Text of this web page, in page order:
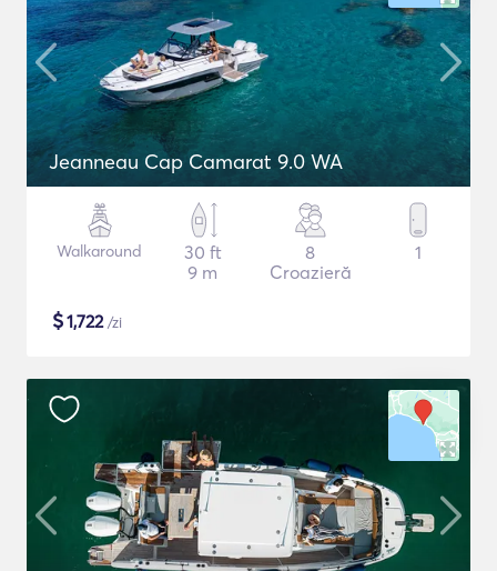
Jeanneau Cap Camarat 9.0 WA
Walkaround
30 ft
9 m
8
Croazieră
1
$1,722/zi